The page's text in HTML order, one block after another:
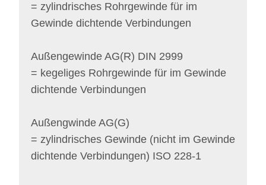
= zylindrisches Rohrgewinde für im
Gewinde dichtende Verbindungen
Außengewinde AG(R) DIN 2999
= kegeliges Rohrgewinde für im Gewinde
dichtende Verbindungen
Außengwinde AG(G)
= zylindrisches Gewinde (nicht im Gewinde
dichtende Verbindungen) ISO 228-1